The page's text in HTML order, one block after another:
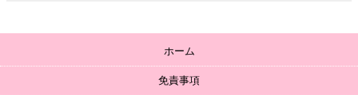
ホーム
免責事項